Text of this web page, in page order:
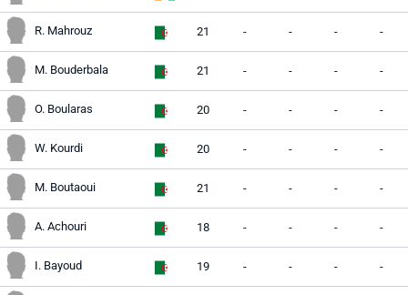
R. Mahrouz 21 - - - -
M. Bouderbala 21 - - - -
O. Boularas 20 - - - -
W. Kourdi 20 - - - -
M. Boutaoui 21 - - - -
A. Achouri 18 - - - -
I. Bayoud 19 - - - -